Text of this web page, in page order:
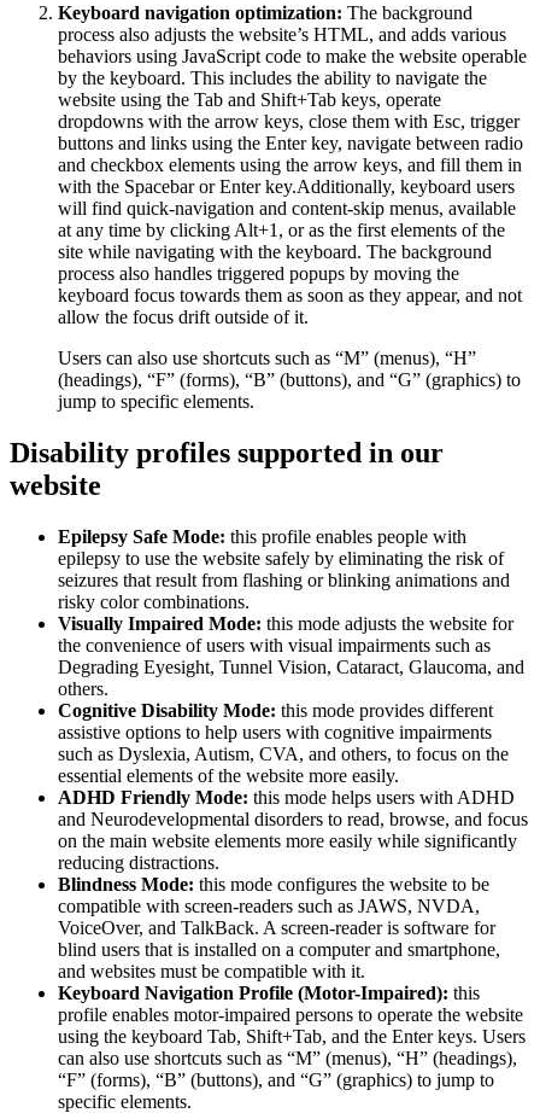
Keyboard navigation optimization: The background
process also adjusts the website’s HTML, and adds various
behaviors using JavaScript code to make the website operable
by the keyboard. This includes the ability to navigate the
website using the Tab and Shift+Tab keys, operate
dropdowns with the arrow keys, close them with Esc, trigger
buttons and links using the Enter key, navigate between radio
and checkbox elements using the arrow keys, and fill them in
with the Spacebar or Enter key.Additionally, keyboard users
will find quick-navigation and content-skip menus, available
at any time by clicking Alt+1, or as the first elements of the
site while navigating with the keyboard. The background
process also handles triggered popups by moving the
keyboard focus towards them as soon as they appear, and not
allow the focus drift outside of it.
Users can also use shortcuts such as “M” (menus), “H”
(headings), “F” (forms), “B” (buttons), and “G” (graphics) to
jump to specific elements.
Disability profiles supported in our
website
Epilepsy Safe Mode: this profile enables people with
epilepsy to use the website safely by eliminating the risk of
seizures that result from flashing or blinking animations and
risky color combinations.
Visually Impaired Mode: this mode adjusts the website for
the convenience of users with visual impairments such as
Degrading Eyesight, Tunnel Vision, Cataract, Glaucoma, and
others.
Cognitive Disability Mode: this mode provides different
assistive options to help users with cognitive impairments
such as Dyslexia, Autism, CVA, and others, to focus on the
essential elements of the website more easily.
ADHD Friendly Mode: this mode helps users with ADHD
and Neurodevelopmental disorders to read, browse, and focus
on the main website elements more easily while significantly
reducing distractions.
Blindness Mode: this mode configures the website to be
compatible with screen-readers such as JAWS, NVDA,
VoiceOver, and TalkBack. A screen-reader is software for
blind users that is installed on a computer and smartphone,
and websites must be compatible with it.
Keyboard Navigation Profile (Motor-Impaired): this
profile enables motor-impaired persons to operate the website
using the keyboard Tab, Shift+Tab, and the Enter keys. Users
can also use shortcuts such as “M” (menus), “H” (headings),
“F” (forms), “B” (buttons), and “G” (graphics) to jump to
specific elements.